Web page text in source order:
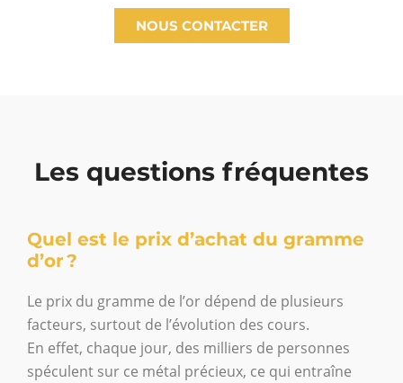
NOUS CONTACTER
Les questions fréquentes
Quel est le prix d’achat du gramme
d’or ?
Le prix du gramme de l’or dépend de plusieurs
facteurs, surtout de l’évolution des cours.
En effet, chaque jour, des milliers de personnes
spéculent sur ce métal précieux, ce qui entraîne